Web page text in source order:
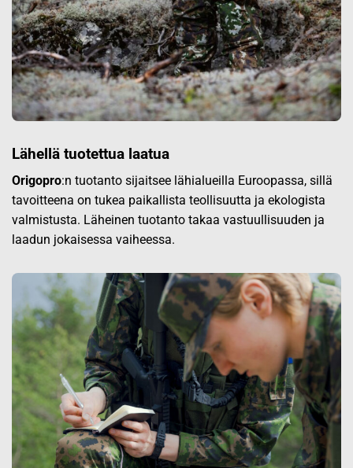
Lähellä tuotettua laatua
Origopro:n tuotanto sijaitsee lähialueilla Euroopassa, sillä
tavoitteena on tukea paikallista teollisuutta ja ekologista
valmistusta. Läheinen tuotanto takaa vastuullisuuden ja
laadun jokaisessa vaiheessa.